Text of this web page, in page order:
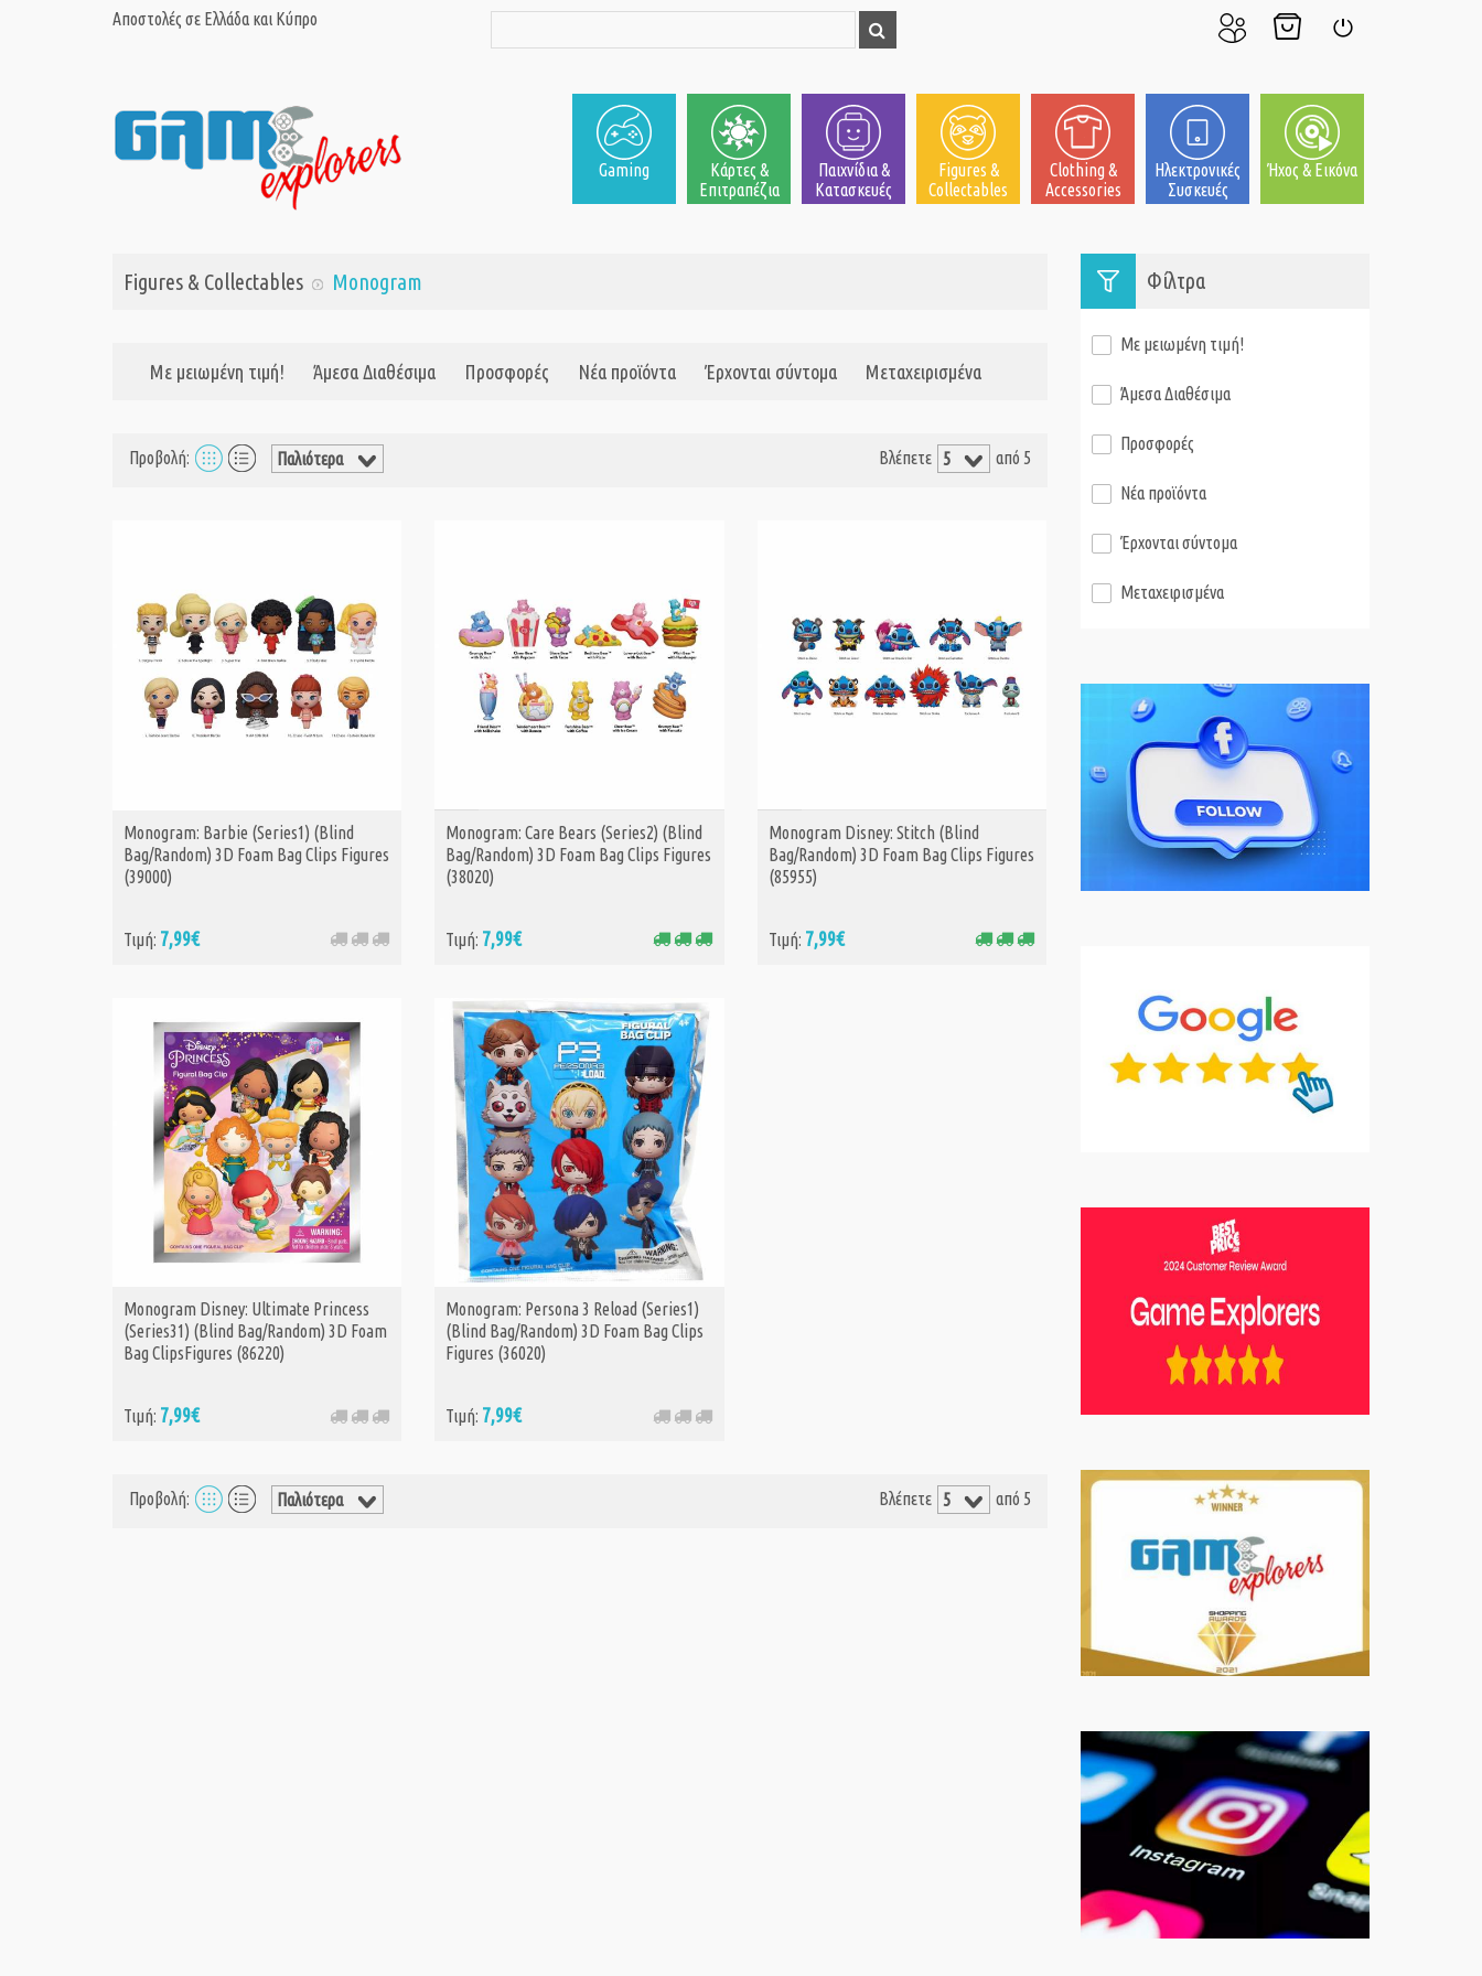
Αποστολές σε Ελλάδα και Κύπρο
μου
Gaming
Κάρτες &
Επιτραπέζια
Παιχνίδια &
Κατασκευές
Figures &
Collectables
Clothing &
Accessories
Ηλεκτρονικές
Συσκευές
Ήχος & Εικόνα
Figures & Collectables Monogram
Με μειωμένη τιμή! Άμεσα Διαθέσιμα Προσφορές Νέα προϊόντα Έρχονται σύντομα Μεταχειρισμένα
Προβολή: Βλέπετε από 5
Monogram: Barbie (Series1) (Blind
Bag/Random) 3D Foam Bag Clips Figures
(39000)
Τιμή: 7,99€
ΑΓΟΡΑ
Monogram: Care Bears (Series2) (Blind
Bag/Random) 3D Foam Bag Clips Figures
(38020)
Τιμή: 7,99€
ΑΓΟΡΑ
Monogram Disney: Stitch (Blind
Bag/Random) 3D Foam Bag Clips Figures
(85955)
Τιμή: 7,99€
Monogram Disney: Ultimate Princess
(Series31) (Blind Bag/Random) 3D Foam
Bag ClipsFigures (86220)
Τιμή: 7,99€
Monogram: Persona 3 Reload (Series1)
(Blind Bag/Random) 3D Foam Bag Clips
Figures (36020)
Τιμή: 7,99€
Προβολή: Βλέπετε από 5
Φίλτρα
Με μειωμένη τιμή!
Άμεσα Διαθέσιμα
Προσφορές
Νέα προϊόντα
Έρχονται σύντομα
Μεταχειρισμένα